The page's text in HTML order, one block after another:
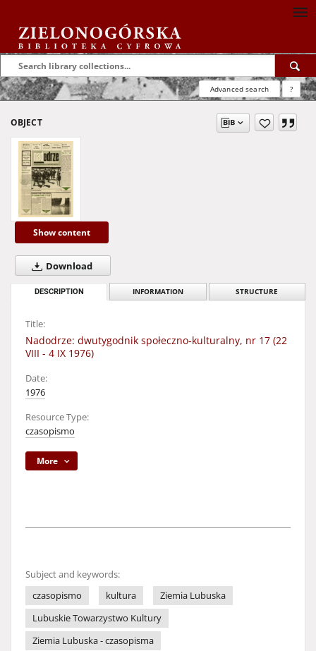
Advanced search ?
OBJECT
Show content
Download
DESCRIPTION INFORMATION STRUCTURE
Title:
Nadodrze: dwutygodnik społeczno-kulturalny, nr 17 (22
VIII - 4 IX 1976)
Date:
1976
Resource Type:
czasopismo
More
Subject and keywords:
czasopismo
kultura
Ziemia Lubuska
Lubuskie Towarzystwo Kultury
Ziemia Lubuska - czasopisma